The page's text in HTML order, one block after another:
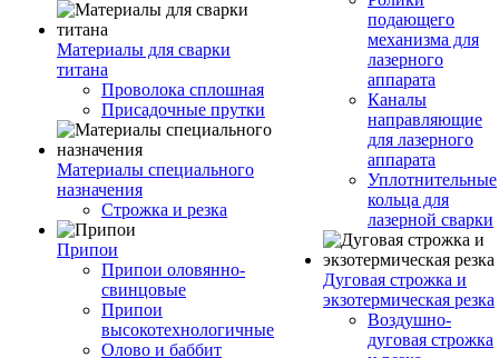
Материалы для сварки
титана
Проволока сплошная
Присадочные прутки
Материалы специального
назначения
Строжка и резка
Припои
Припои оловянно-
свинцовые
Припои
высокотехнологичные
Олово и баббит
подающего
механизма для
лазерного
аппарата
Каналы
направляющие
для лазерного
аппарата
Уплотнительные
кольца для
лазерной сварки
Дуговая строжка и
экзотермическая резка
Воздушно-
дуговая строжка